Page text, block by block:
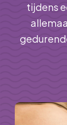
tijdens